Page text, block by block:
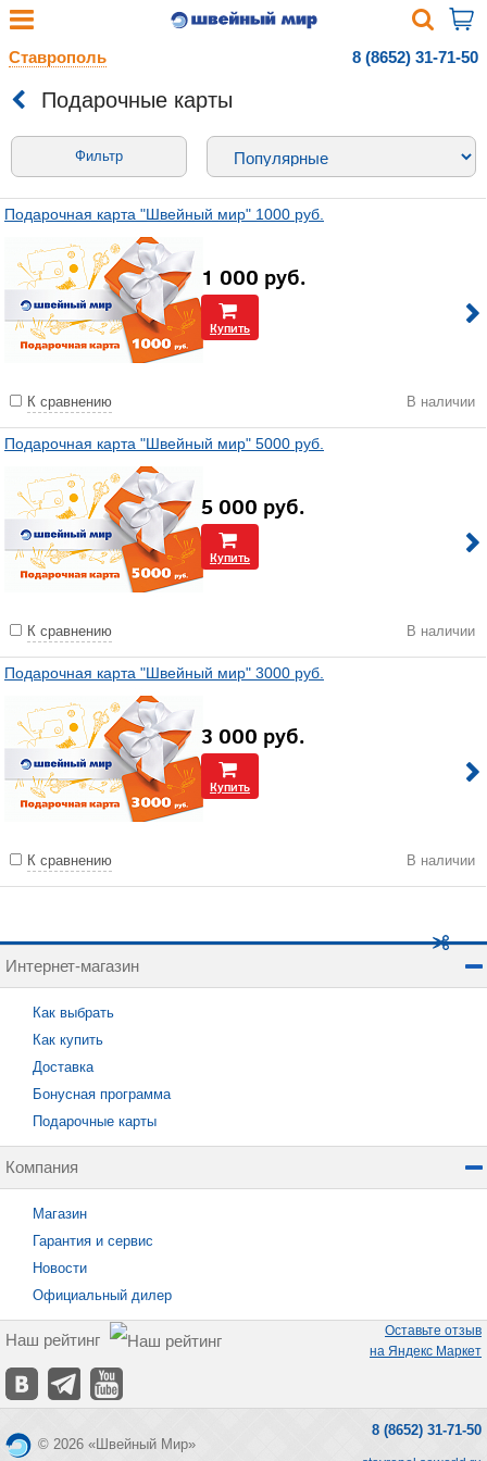
Ставрополь 8 (8652) 31-71-50
Подарочные карты
Фильтр
Подарочная карта "Швейный мир" 1000 руб.
1 000 руб.
Купить
К сравнению В наличии
Подарочная карта "Швейный мир" 5000 руб.
5 000 руб.
Купить
К сравнению В наличии
Подарочная карта "Швейный мир" 3000 руб.
3 000 руб.
Купить
К сравнению В наличии
Интернет-магазин
Как выбрать
Как купить
Доставка
Бонусная программа
Подарочные карты
Компания
Магазин
Гарантия и сервис
Новости
Официальный дилер
Наш рейтинг
Оставьте отзыв
на Яндекс Маркет
© 2026 «Швейный Мир»
8 (8652) 31-71-50